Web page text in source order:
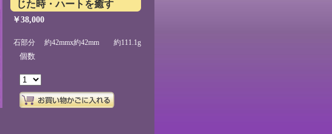
じた時・ハートを癒す
￥38,000
石部分 約42mmx約42mm 約111.1g
個数